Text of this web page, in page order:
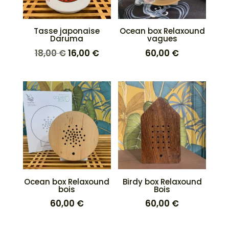
Tasse japonaise
Daruma
18,00€Le
initial
était :
18,00 €.
16,00 €Le
actuel
est :
16,00 €.
Ocean box Relaxound
vagues
60,00 €
Ocean box Relaxound
bois
60,00 €
Birdy box Relaxound
Bois
60,00 €